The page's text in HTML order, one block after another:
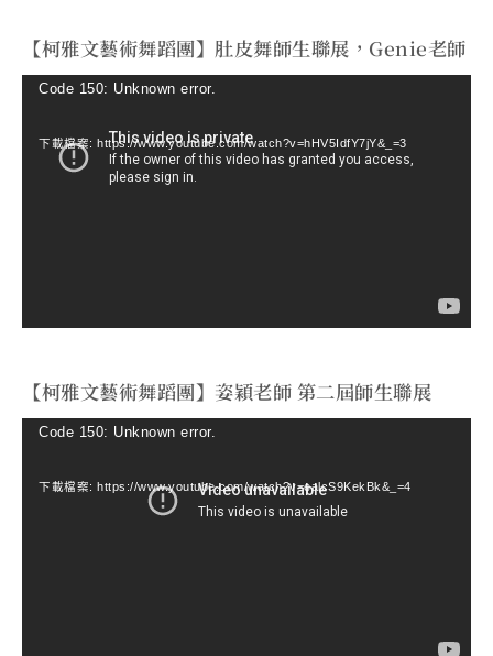
【柯雅文藝術舞蹈團】肚皮舞師生聯展，Genie老師
視Code 150: Unknown error.
下載檔案: https://www.youtube.com/watch?v=hHV5IdfY7jY&_=3
【柯雅文藝術舞蹈團】姿穎老師 第二屆師生聯展
視Code 150: Unknown error.
下載檔案: https://www.youtube.com/watch?v=ealcS9KekBk&_=4